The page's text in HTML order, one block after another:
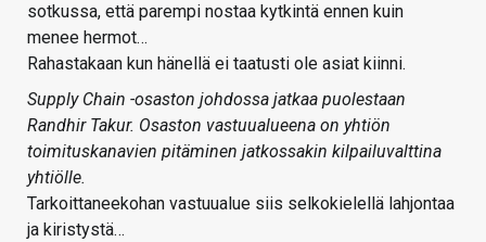
sotkussa, että parempi nostaa kytkintä ennen kuin
menee hermot…
Rahastakaan kun hänellä ei taatusti ole asiat kiinni.
Supply Chain -osaston johdossa jatkaa puolestaan
Randhir Takur. Osaston vastuualueena on yhtiön
toimituskanavien pitäminen jatkossakin kilpailuvalttina
yhtiölle.
Tarkoittaneekohan vastuualue siis selkokielellä lahjontaa
ja kiristystä…